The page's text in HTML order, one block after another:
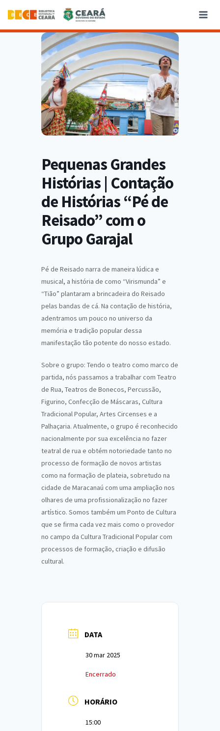
Pequenas Grandes
Histórias | Contação
de Histórias “Pé de
Reisado” com o
Grupo Garajal
Pé de Reisado narra de maneira lúdica e
musical, a história de como “Virismunda” e
“Tião” plantaram a brincadeira do Reisado
pelas bandas de cá. Na contação de história,
adentramos um pouco no universo da
memória e tradição popular dessa
manifestação tão potente do nosso estado.
Sobre o grupo: Tendo o teatro como marco de
partida, nós passamos a trabalhar com Teatro
de Rua, Teatros de Bonecos, Percussão,
Figurino, Confecção de Máscaras, Cultura
Tradicional Popular, Artes Circenses e a
Palhaçaria. Atualmente, o grupo é reconhecido
nacionalmente por sua excelência no fazer
teatral de rua e obtém notoriedade tanto no
processo de formação de novos artistas
como na formação de plateia, sobretudo na
cidade de Maracanaú com uma ampliação nos
olhares de uma profissionalização no fazer
artístico. Somos também um Ponto de Cultura
que se firma cada vez mais como o provedor
no campo da Cultura Tradicional Popular com
processos de formação, criação e difusão
cultural.
DATA
30 mar 2025
Encerrado
HORÁRIO
15:00